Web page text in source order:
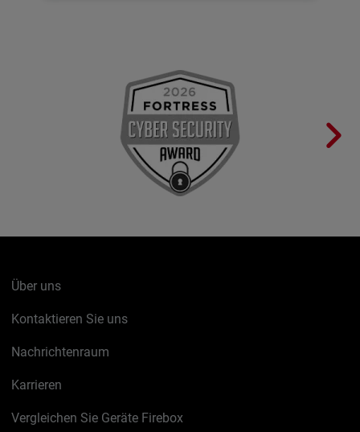
Über uns
Kontaktieren Sie uns
Nachrichtenraum
Karrieren
Vergleichen Sie Geräte Firebox